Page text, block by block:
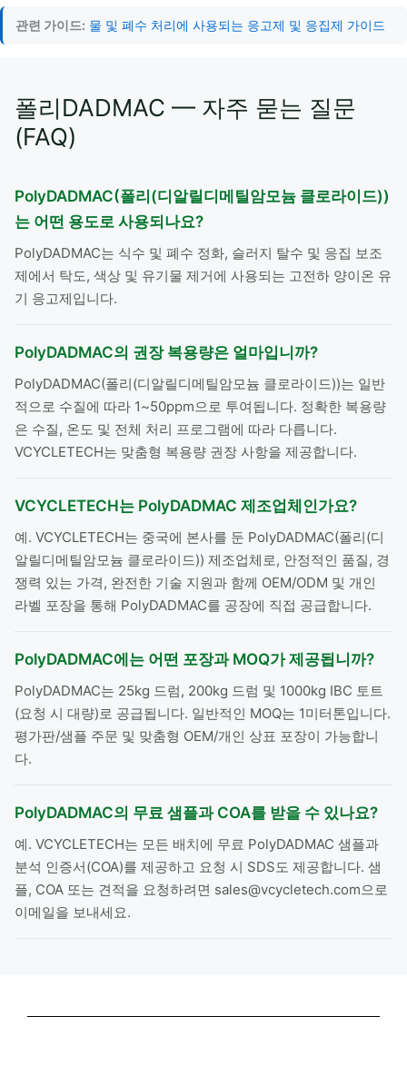
관련 가이드: 물 및 폐수 처리에 사용되는 응고제 및 응집제 가이드
폴리DADMAC — 자주 묻는 질문
(FAQ)
PolyDADMAC(폴리(디알릴디메틸암모늄 클로라이드))
는 어떤 용도로 사용되나요?
PolyDADMAC는 식수 및 폐수 정화, 슬러지 탈수 및 응집 보조
제에서 탁도, 색상 및 유기물 제거에 사용되는 고전하 양이온 유
기 응고제입니다.
PolyDADMAC의 권장 복용량은 얼마입니까?
PolyDADMAC(폴리(디알릴디메틸암모늄 클로라이드))는 일반
적으로 수질에 따라 1~50ppm으로 투여됩니다. 정확한 복용량
은 수질, 온도 및 전체 처리 프로그램에 따라 다릅니다.
VCYCLETECH는 맞춤형 복용량 권장 사항을 제공합니다.
VCYCLETECH는 PolyDADMAC 제조업체인가요?
예. VCYCLETECH는 중국에 본사를 둔 PolyDADMAC(폴리(디
알릴디메틸암모늄 클로라이드)) 제조업체로, 안정적인 품질, 경
쟁력 있는 가격, 완전한 기술 지원과 함께 OEM/ODM 및 개인
라벨 포장을 통해 PolyDADMAC를 공장에 직접 공급합니다.
PolyDADMAC에는 어떤 포장과 MOQ가 제공됩니까?
PolyDADMAC는 25kg 드럼, 200kg 드럼 및 1000kg IBC 토트
(요청 시 대량)로 공급됩니다. 일반적인 MOQ는 1미터톤입니다.
평가판/샘플 주문 및 맞춤형 OEM/개인 상표 포장이 가능합니
다.
PolyDADMAC의 무료 샘플과 COA를 받을 수 있나요?
예. VCYCLETECH는 모든 배치에 무료 PolyDADMAC 샘플과
분석 인증서(COA)를 제공하고 요청 시 SDS도 제공합니다. 샘
플, COA 또는 견적을 요청하려면 sales@vcycletech.com으로
이메일을 보내세요.